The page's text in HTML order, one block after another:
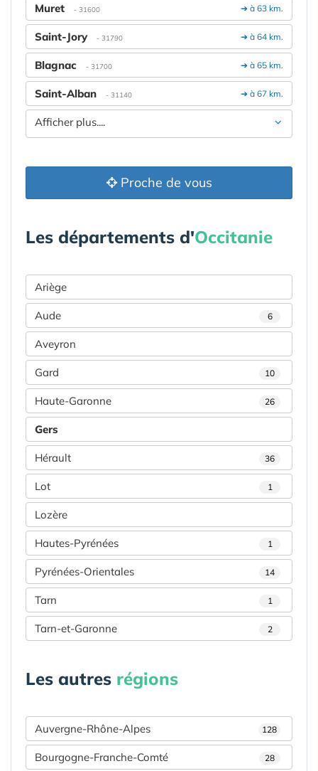
➔ à 63 km.
Muret - 31600
➔ à 64 km.
Saint-Jory - 31790
➔ à 65 km.
Blagnac - 31700
➔ à 67 km.
Saint-Alban - 31140
Afficher plus....
Proche de vous
Les départements d'Occitanie
Ariège
Aude 6
Aveyron
Gard 10
Haute-Garonne 26
Gers
Hérault 36
Lot 1
Lozère
Hautes-Pyrénées 1
Pyrénées-Orientales 14
Tarn 1
Tarn-et-Garonne 2
Les autres régions
Auvergne-Rhône-Alpes 128
Bourgogne-Franche-Comté 28